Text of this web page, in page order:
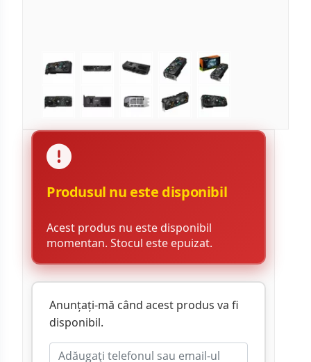
Produsul nu este disponibil
Acest produs nu este disponibil
momentan. Stocul este epuizat.
Anunțați-mă când acest produs va fi
disponibil.